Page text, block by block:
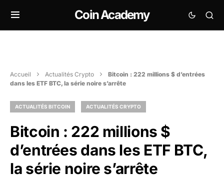
Coin Academy
Accueil Actualités Crypto
Bitcoin : 222 millions $ d’entrées
dans les ETF BTC, la série noire s’arrête
ACTUALITÉS BITCOIN ACTUALITÉS CRYPTO
Bitcoin : 222 millions $
d’entrées dans les ETF BTC,
la série noire s’arrête